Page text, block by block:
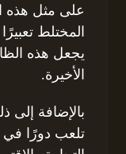
على مثل هذه
المختلط
يجعل هذه
الأخيرة.
بالإضافة إلى
تلعب دورًا في